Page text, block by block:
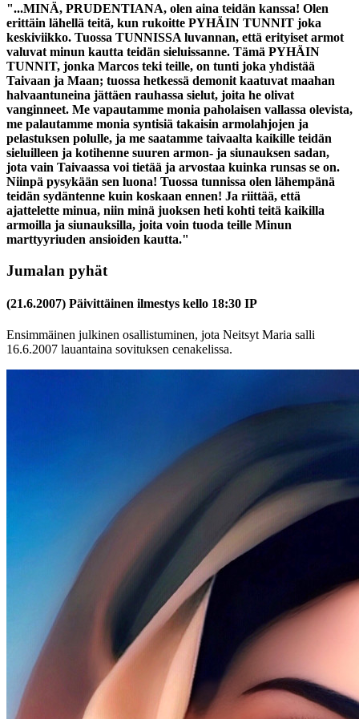
"...MINÄ, PRUDENTIANA, olen aina teidän kanssa! Olen
erittäin lähellä teitä, kun rukoitte PYHÄIN TUNNIT joka
keskiviikko. Tuossa TUNNISSA luvannan, että erityiset armot
valuvat minun kautta teidän sieluissanne. Tämä PYHÄIN
TUNNIT, jonka Marcos teki teille, on tunti joka yhdistää
Taivaan ja Maan; tuossa hetkessä demonit kaatuvat maahan
halvaantuneina jättäen rauhassa sielut, joita he olivat
vanginneet. Me vapautamme monia paholaisen vallassa olevista,
me palautamme monia syntisiä takaisin armolahjojen ja
pelastuksen polulle, ja me saatamme taivaalta kaikille teidän
sieluilleen ja kotihenne suuren armon- ja siunauksen sadan,
jota vain Taivaassa voi tietää ja arvostaa kuinka runsas se on.
Niinpä pysykään sen luona! Tuossa tunnissa olen lähempänä
teidän sydäntenne kuin koskaan ennen! Ja riittää, että
ajattelette minua, niin minä juoksen heti kohti teitä kaikilla
armoilla ja siunauksilla, joita voin tuoda teille Minun
marttyyriuden ansioiden kautta."
Jumalan pyhät
(21.6.2007) Päivittäinen ilmestys kello 18:30 IP
Ensimmäinen julkinen osallistuminen, jota Neitsyt Maria salli
16.6.2007 lauantaina sovituksen cenakelissa.